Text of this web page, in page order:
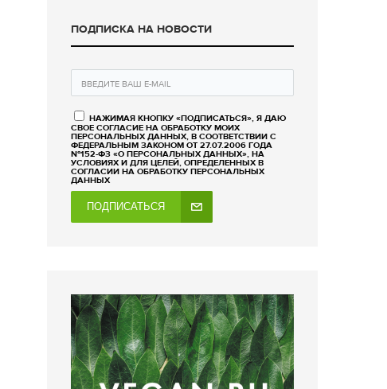
ПОДПИСКА НА НОВОСТИ
НАЖИМАЯ КНОПКУ «ПОДПИСАТЬСЯ», Я ДАЮ
СВОЕ СОГЛАСИЕ НА ОБРАБОТКУ МОИХ
ПЕРСОНАЛЬНЫХ ДАННЫХ, В СООТВЕТСТВИИ С
ФЕДЕРАЛЬНЫМ ЗАКОНОМ ОТ 27.07.2006 ГОДА
№152-ФЗ «О ПЕРСОНАЛЬНЫХ ДАННЫХ», НА
УСЛОВИЯХ И ДЛЯ ЦЕЛЕЙ, ОПРЕДЕЛЕННЫХ В
СОГЛАСИИ НА ОБРАБОТКУ ПЕРСОНАЛЬНЫХ
ДАННЫХ
ПОДПИСАТЬСЯ